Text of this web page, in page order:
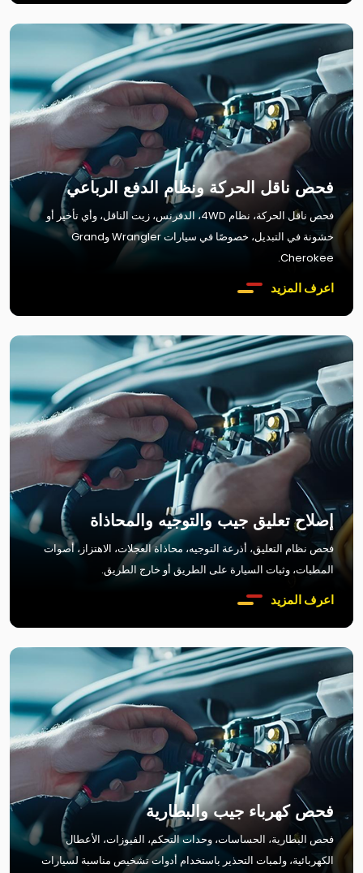
فحص ناقل الحركة ونظام الدفع الرباعي
فحص ناقل الحركة، نظام 4WD، الدفرنس، زيت الناقل، وأي تأخير أو
خشونة في التبديل، خصوصًا في سيارات Wrangler وGrand
Cherokee.
اعرف المزيد
إصلاح تعليق جيب والتوجيه والمحاذاة
فحص نظام التعليق، أذرعة التوجيه، محاذاة العجلات، الاهتزاز، أصوات
المطبات، وثبات السيارة على الطريق أو خارج الطريق.
اعرف المزيد
فحص كهرباء جيب والبطارية
فحص البطارية، الحساسات، وحدات التحكم، الفيوزات، الأعطال
الكهربائية، ولمبات التحذير باستخدام أدوات تشخيص مناسبة لسيارات